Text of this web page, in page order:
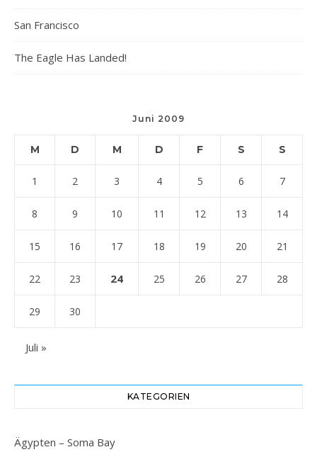
San Francisco
The Eagle Has Landed!
Juni 2009
M D M D F S S
1 2 3 4 5 6 7
8 9 10 11 12 13 14
15 16 17 18 19 20 21
22 23 24 25 26 27 28
29 30
Juli »
KATEGORIEN
Ägypten – Soma Bay